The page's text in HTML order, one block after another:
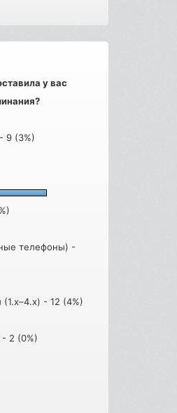
у вас
9 (3%)
телефоны) -
- 12 (4%)
2 (0%)